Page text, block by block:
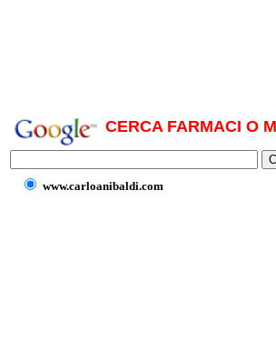
CERCA FARMACI O
www.carloanibaldi.com